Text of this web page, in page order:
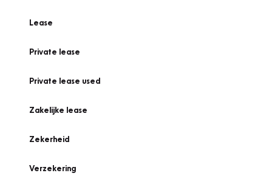
Lease
Private lease
Private lease used
Zakelijke lease
Zekerheid
Verzekering